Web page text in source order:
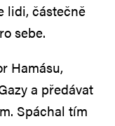
lidi, částečně
sebe.
Hamásu,
a předávat
Spáchal tím